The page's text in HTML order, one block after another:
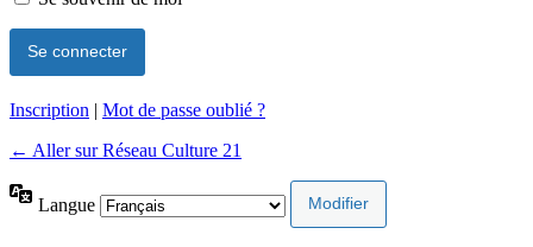
Inscription | Mot de passe oublié ?
← Aller sur Réseau Culture 21
Langue